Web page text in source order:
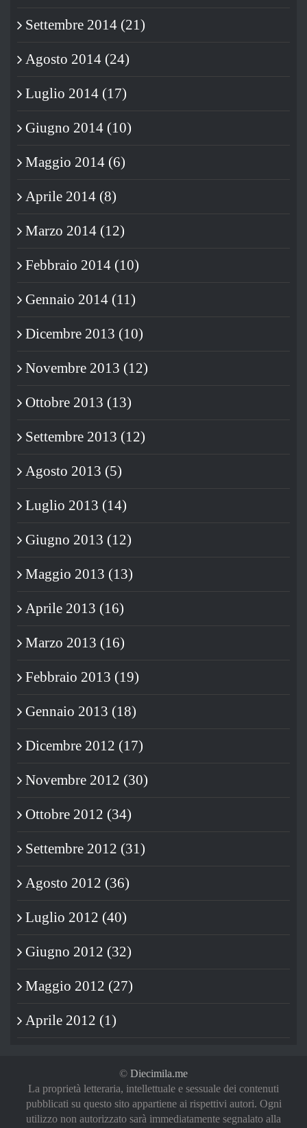
Settembre 2014 (21)
Agosto 2014 (24)
Luglio 2014 (17)
Giugno 2014 (10)
Maggio 2014 (6)
Aprile 2014 (8)
Marzo 2014 (12)
Febbraio 2014 (10)
Gennaio 2014 (11)
Dicembre 2013 (10)
Novembre 2013 (12)
Ottobre 2013 (13)
Settembre 2013 (12)
Agosto 2013 (5)
Luglio 2013 (14)
Giugno 2013 (12)
Maggio 2013 (13)
Aprile 2013 (16)
Marzo 2013 (16)
Febbraio 2013 (19)
Gennaio 2013 (18)
Dicembre 2012 (17)
Novembre 2012 (30)
Ottobre 2012 (34)
Settembre 2012 (31)
Agosto 2012 (36)
Luglio 2012 (40)
Giugno 2012 (32)
Maggio 2012 (27)
Aprile 2012 (1)
© Diecimila.me
La proprietà letteraria, intellettuale e sessuale dei contenuti
pubblicati su questo sito appartiene ai rispettivi autori. Ogni
utilizzo non autorizzato sarà immediatamente segnalato alla